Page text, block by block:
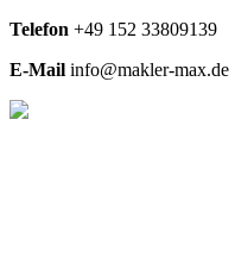
Telefon +49 152 33809139
E-Mail info@makler-max.de